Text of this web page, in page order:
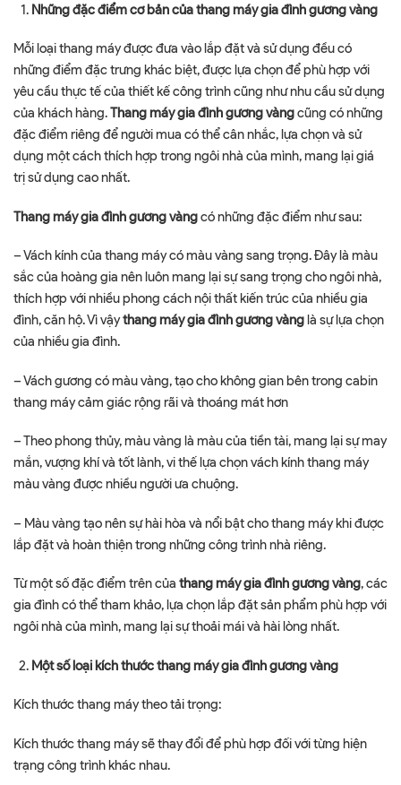
Những đặc điểm cơ bản của thang máy gia đình gương vàng
Mỗi loại thang máy được đưa vào lắp đặt và sử dụng đều có
những điểm đặc trưng khác biệt, được lựa chọn để phù hợp với
yêu cầu thực tế của thiết kế công trình cũng như nhu cầu sử dụng
của khách hàng.Thang máy gia đình gương vàngcũng có những
đặc điểm riêng để người mua có thể cân nhắc, lựa chọn và sử
dụng một cách thích hợp trong ngôi nhà của mình, mang lại giá
trị sử dụng cao nhất.
Thang máy gia đình gương vàngcó những đặc điểm như sau:
– Vách kính của thang máy có màu vàng sang trọng. Đây là màu
sắc của hoàng gia nên luôn mang lại sự sang trọng cho ngôi nhà,
thích hợp với nhiều phong cách nội thất kiến trúc của nhiều gia
đình, căn hộ. Vì vậythang máy gia đình gương vànglà sự lựa chọn
của nhiều gia đình.
– Vách gương có màu vàng, tạo cho không gian bên trong cabin
thang máy cảm giác rộng rãi và thoáng mát hơn
– Theo phong thủy, màu vàng là màu của tiền tài, mang lại sự may
mắn, vượng khí và tốt lành, vi thế lựa chọn vách kính thang máy
màu vàng được nhiều người ưa chuộng.
– Màu vàng tạo nên sự hài hòa và nổi bật cho thang máy khi được
lắp đặt và hoàn thiện trong những công trình nhà riêng.
Từ một số đặc điểm trên của thang máy gia đình gương vàng, các
gia đình có thể tham khảo, lựa chọn lắp đặt sản phẩm phù hợp với
ngôi nhà của mình, mang lại sự thoải mái và hài lòng nhất.
Một số loại kích thước thang máy gia đình gương vàng
Kích thước thang máy theo tải trọng:
Kích thước thang máy sẽ thay đổi để phù hợp đối với từng hiện
trạng công trình khác nhau.